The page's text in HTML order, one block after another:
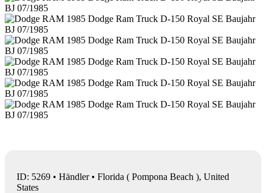
ID: 5269 • Händler • Florida ( Pompona Beach ), United
States